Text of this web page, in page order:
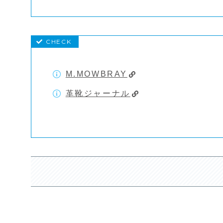
M.MOWBRAY
革靴ジャーナル